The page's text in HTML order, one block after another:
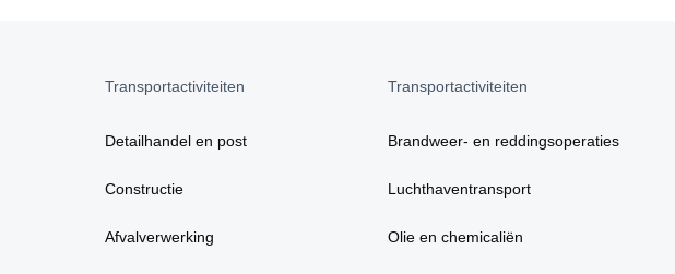
Transportactiviteiten
Detailhandel en post
Constructie
Afvalverwerking
Transportactiviteiten
Brandweer- en reddingsoperaties
Luchthaventransport
Olie en chemicaliën